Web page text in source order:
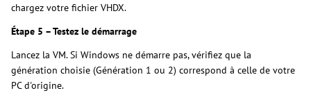
chargez votre fichier VHDX.
Étape 5 – Testez le démarrage
Lancez la VM. Si Windows ne démarre pas, vérifiez que la
génération choisie (Génération 1 ou 2) correspond à celle de votre
PC d'origine.